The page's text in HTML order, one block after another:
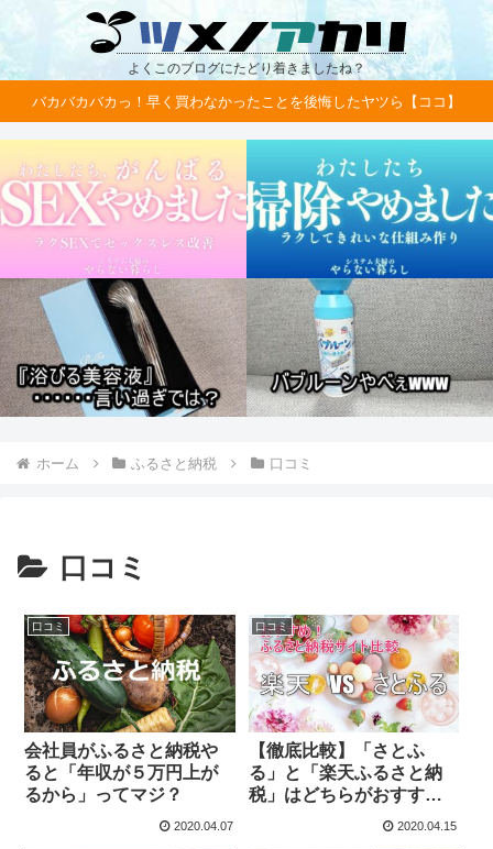
よくこのブログにたどり着きましたね？
バカバカバカっ！早く買わなかったことを後悔したヤツら【ココ】
ホーム ふるさと納税 口コミ
口コミ
口コミ
会社員がふるさと納税や
ると「年収が５万円上が
るから」ってマジ？
2020.04.07
口コミ
【徹底比較】「さとふ
る」と「楽天ふるさと納
税」はどちらがおすすめ
でおトクなのか？ + 変
2020.04.15